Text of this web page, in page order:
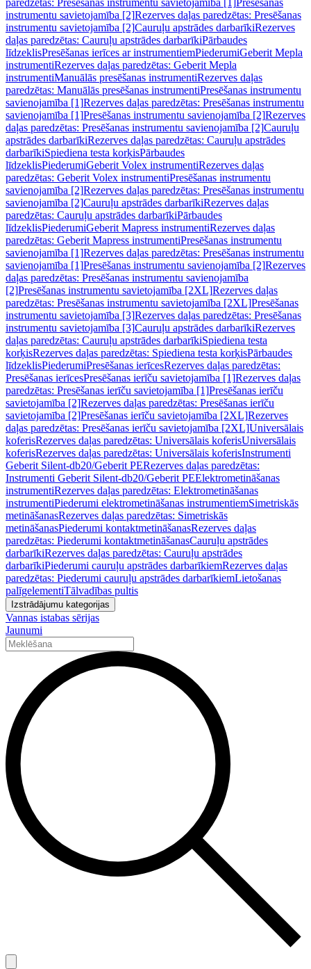
paredzētas: Presēšanas instrumentu savietojamība [1]Presēšanas
instrumentu savietojamība [2]Rezerves daļas paredzētas: Presēšanas
instrumentu savietojamība [2]Cauruļu apstrādes darbarīkiRezerves
daļas paredzētas: Cauruļu apstrādes darbarīkiPārbaudes
līdzeklisPresēšanas ierīces ar instrumentiemPiederumiGeberit Mepla
instrumentiRezerves daļas paredzētas: Geberit Mepla
instrumentiManuālās presēšanas instrumentiRezerves daļas
paredzētas: Manuālās presēšanas instrumentiPresēšanas instrumentu
savienojamība [1]Rezerves daļas paredzētas: Presēšanas instrumentu
savienojamība [1]Presēšanas instrumentu savienojamība [2]Rezerves
daļas paredzētas: Presēšanas instrumentu savienojamība [2]Cauruļu
apstrādes darbarīkiRezerves daļas paredzētas: Cauruļu apstrādes
darbarīkiSpiediena testa korķisPārbaudes
līdzeklisPiederumiGeberit Volex instrumentiRezerves daļas
paredzētas: Geberit Volex instrumentiPresēšanas instrumentu
savienojamība [2]Rezerves daļas paredzētas: Presēšanas instrumentu
savienojamība [2]Cauruļu apstrādes darbarīkiRezerves daļas
paredzētas: Cauruļu apstrādes darbarīkiPārbaudes
līdzeklisPiederumiGeberit Mapress instrumentiRezerves daļas
paredzētas: Geberit Mapress instrumentiPresēšanas instrumentu
savienojamība [1]Rezerves daļas paredzētas: Presēšanas instrumentu
savienojamība [1]Presēšanas instrumentu savienojamība [2]Rezerves
daļas paredzētas: Presēšanas instrumentu savienojamība
[2]Presēšanas instrumentu savietojamība [2XL]Rezerves daļas
paredzētas: Presēšanas instrumentu savietojamība [2XL]Presēšanas
instrumentu savietojamība [3]Rezerves daļas paredzētas: Presēšanas
instrumentu savietojamība [3]Cauruļu apstrādes darbarīkiRezerves
daļas paredzētas: Cauruļu apstrādes darbarīkiSpiediena testa
korķisRezerves daļas paredzētas: Spiediena testa korķisPārbaudes
līdzeklisPiederumiPresēšanas ierīcesRezerves daļas paredzētas:
Presēšanas ierīcesPresēšanas ierīču savietojamība [1]Rezerves daļas
paredzētas: Presēšanas ierīču savietojamība [1]Presēšanas ierīču
savietojamība [2]Rezerves daļas paredzētas: Presēšanas ierīču
savietojamība [2]Presēšanas ierīču savietojamība [2XL]Rezerves
daļas paredzētas: Presēšanas ierīču savietojamība [2XL]Universālais
koferisRezerves daļas paredzētas: Universālais koferisUniversālais
koferisRezerves daļas paredzētas: Universālais koferisInstrumenti
Geberit Silent-db20/Geberit PERezerves daļas paredzētas:
Instrumenti Geberit Silent-db20/Geberit PEElektrometināšanas
instrumentiRezerves daļas paredzētas: Elektrometināšanas
instrumentiPiederumi elektrometināšanas instrumentiemSimetriskās
metināšanasRezerves daļas paredzētas: Simetriskās
metināšanasPiederumi kontaktmetināšanasRezerves daļas
paredzētas: Piederumi kontaktmetināšanasCauruļu apstrādes
darbarīkiRezerves daļas paredzētas: Cauruļu apstrādes
darbarīkiPiederumi cauruļu apstrādes darbarīkiemRezerves daļas
paredzētas: Piederumi cauruļu apstrādes darbarīkiemLietošanas
palīgelementiTālvadības pultis
Izstrādājumu kategorijas
Vannas istabas sērijas
Jaunumi